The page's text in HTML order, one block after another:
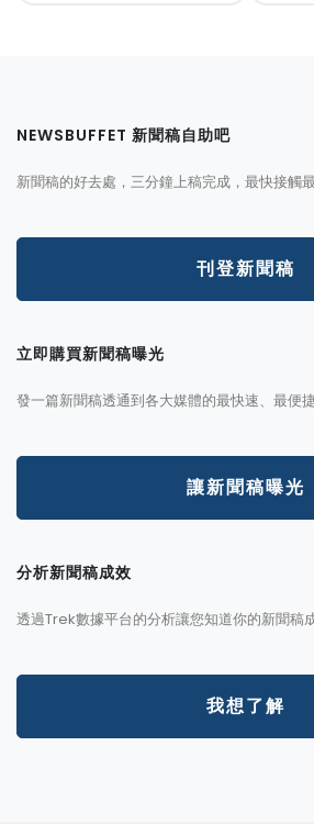
NEWSBUFFET 新聞稿自助吧
新聞稿的好去處，三分鐘上稿完成，最快接觸
刊登新聞稿
立即購買新聞稿曝光
發一篇新聞稿透通到各大媒體的最快速、最便
讓新聞稿曝光
分析新聞稿成效
透過Trek數據平台的分析讓您知道你的新聞稿
我想了解